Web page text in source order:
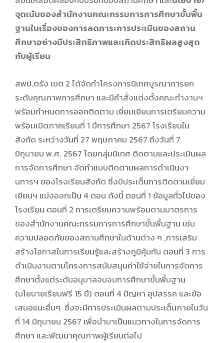
จุดเน้นของสำนักงานคณะกรรมการการศึกษาขั้นพื้น
ฐานในเรื่องของการลดภาระการประเมินของสถาน
ศึกษาอย่างมีประสิทธิภาพและเกิดประสิทธิผลสูงสุด
กับผู้เรียน
สพป.ตรัง เขต 2 ได้จัดทำโครงการนิเทศบูรณาการยก
ระดับคุณภาพการศึกษา และมีคำสั่งแต่งตั้งคณะทำงานฯ
พร้อมกำหนดการออกติดตาม เยี่ยมเยียนการเตรียมความ
พร้อมเปิดภาคเรียนที่ 1 ปีการศึกษา 2567 โรงเรียนใน
สังกัด ระหว่างวันที่ 27 พฤษภาคม 2567 ถึงวันที่ 7
มิถุนายน พ.ศ. 2567 โดยกลุ่มนิเทศ ติดตามและประเมินผล
การจัดการศึกษา จัดทำแบบติดตามผลการดำเนินงา
นการฯ ของโรงเรียนสังกัด ซึ่งมีประเด็นการติดตามเยี่ยม
เยียนฯ แบ่งออกเป็น 4 ตอน ดังนี้ ตอนที่ 1 ข้อมูลทั่วไปของ
โรงเรียน ตอนที่ 2 การเตรียมความพร้อมตามมาตรการ
ของสำนักงานคณะกรรมการการศึกษาขั้นพื้นฐาน เช่น
ความปลอดภัยของสถานศึกษาในด้านต่าง ๆ ,การเสริม
สร้างโอกาสในการเรียนรู้และสร้างภูมิคุ้มกัน ตอนที่ 3 การ
ดำเนินงานตามโครงการสนับสนุนค่าใช้จ่ายในการจัดการ
ศึกษาตั้งแต่ระดับอนุบาลจนจบการศึกษาขั้นพื้นฐาน
(นโยบายเรียนฟรี 15 ปี) ตอนที่ 4 ปัญหา อุปสรรค และข้อ
เสนอแนะอื่นๆ ซึ่งจะมีการประเมินผลตามประเด็นภายในวัน
ที่ 14 มิถุนายน 2567 เพื่อนำมาเป็นแนวทางในการจัดการ
ศึกษา และพัฒนาคุณภาพผู้เรียนต่อไป